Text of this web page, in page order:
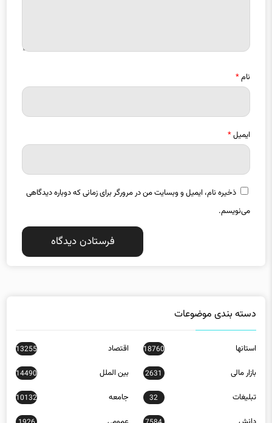
نام*
ایمیل*
ذخیره نام، ایمیل و وبسایت من در مرورگر برای زمانی که دوباره دیدگاهی
می‌نویسم.
دسته بندی موضوعات
استانها 18760 اقتصاد 13255
بازار مالی 2631 بین الملل 14490
تبلیغات 32 جامعه 10132